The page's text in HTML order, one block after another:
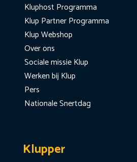
Kluphost Programma
Klup Partner Programma
Klup Webshop
Over ons
Sociale missie Klup
Werken bij Klup
Pers
Nationale Snertdag
Klupper